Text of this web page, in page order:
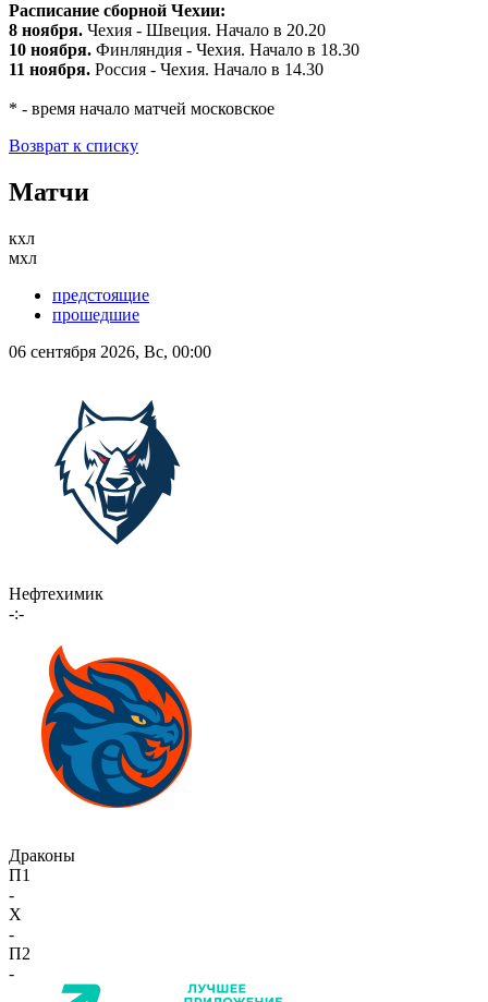
Расписание сборной Чехии:
8 ноября. Чехия - Швеция. Начало в 20.20
10 ноября. Финляндия - Чехия. Начало в 18.30
11 ноября. Россия - Чехия. Начало в 14.30
* - время начало матчей московское
Возврат к списку
Матчи
кхл
мхл
предстоящие
прошедшие
06 сентября 2026, Вс, 00:00
Нефтехимик
-:-
Драконы
П1
-
X
-
П2
-